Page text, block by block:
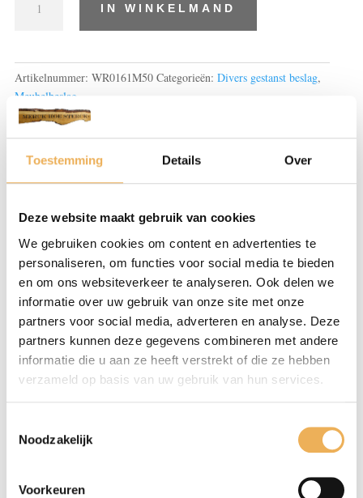
Toestemming Details Over
Deze website maakt gebruik van cookies
We gebruiken cookies om content en advertenties te
personaliseren, om functies voor social media te bieden
en om ons websiteverkeer te analyseren. Ook delen we
informatie over uw gebruik van onze site met onze
partners voor social media, adverteren en analyse. Deze
partners kunnen deze gegevens combineren met andere
informatie die u aan ze heeft verstrekt of die ze hebben
verzameld op basis van uw gebruik van hun services.
Noodzakelijk
Voorkeuren
gegoten/gestanst
IN WINKELMAND
Artikelnummer: WR0161M50 Categorieën: Divers gestanst beslag,
Meubelbeslag
Beoordelingen (0)
BEOORDELINGEN
Er zijn nog geen beoordelingen.
Wees de eerste om “Combinaties gegoten/gestanst en
grepen” te beoordelen
Je e-mailadres wordt niet gepubliceerd.
Vereiste velden zijn gemarkeerd met*
Je waardering *